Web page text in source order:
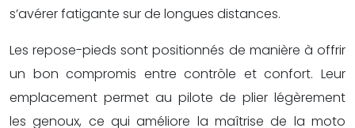
s’avérer fatigante sur de longues distances.
Les repose-pieds sont positionnés de manière à offrir
un bon compromis entre contrôle et confort. Leur
emplacement permet au pilote de plier légèrement
les genoux, ce qui améliore la maîtrise de la moto